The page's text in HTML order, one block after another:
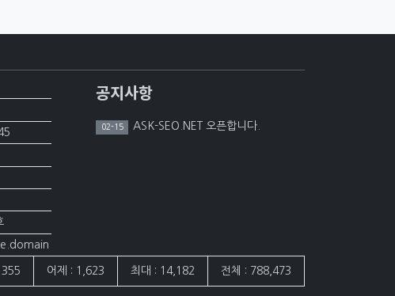
공지사항
02-15 ASK-SEO.NET 오픈합니다.
355 어제 : 1,623 최대 : 14,182 전체 : 788,473